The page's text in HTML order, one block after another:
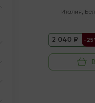
Италия,
2 040 ₽ -